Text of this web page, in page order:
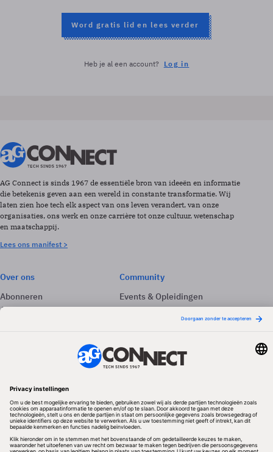
Word gratis lid en lees verder
Heb je al een account? Log in
AG Connect is sinds 1967 de essentiële bron van ideeën en informatie
die betekenis geven aan een wereld in constante transformatie. Wij
laten zien hoe tech elk aspect van ons leven verandert, van onze
organisaties, ons werk en onze carrière tot onze cultuur, wetenschap
en maatschappij.
Lees ons manifest >
Over ons
Abonneren
Adverteren
Community
Events & Opleidingen
Nieuwsbrieven
Volg ons
Redactionele partner